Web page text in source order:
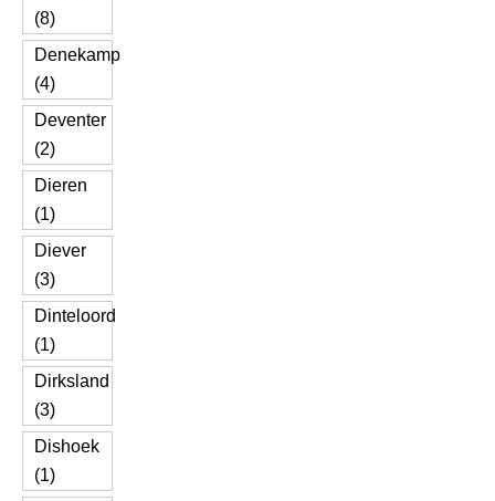
(8)
Denekamp
(4)
Deventer
(2)
Dieren
(1)
Diever
(3)
Dinteloord
(1)
Dirksland
(3)
Dishoek
(1)